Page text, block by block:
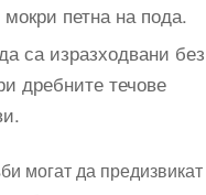
петна на пода.
са изразходвани без
дребните течове
могат да предизвикат